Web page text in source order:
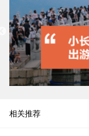
相关推荐